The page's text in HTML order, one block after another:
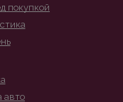
покупкой
авто